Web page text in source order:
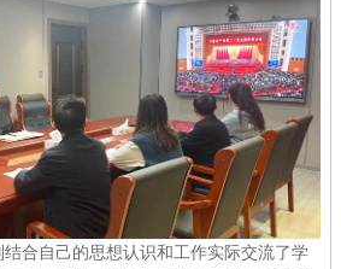
合自己的思想认识和工作实际交流了学